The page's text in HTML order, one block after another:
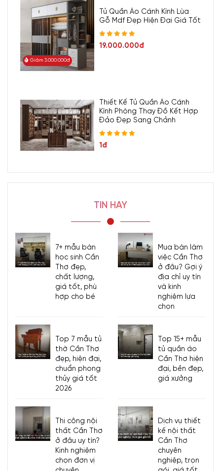
Thuận, Tp Hồ Chí Minh
- Hotline/Zalo:
- Xưởng SX:
83/10 Dương Thị Giang, P. Đông Hưng
Thuận, Tp. Hồ Chí Minh
- Hotline/Zalo: 0933.118.799
Giảm 3.000.000đ
Tủ Quần Áo Cánh Kính Lùa
Gỗ Mdf Đẹp Hiện Đại Giá Tốt
19.000.000đ
Thiết Kế Tủ Quần Áo Cánh
Kính Phòng Thay Đồ Kết Hợp
Đảo Đẹp Sang Chảnh
1đ
TIN HAY
7+ mẫu bàn
học sinh Cần
Thơ đẹp,
chất lượng,
giá tốt, phù
hợp cho bé
Mua bàn làm
việc Cần Thơ
ở đâu? Gợi ý
địa chỉ uy tín
và kinh
nghiệm lựa
chọn
Top 7 mẫu tủ
thờ Cần Thơ
đẹp, hiện đại,
chuẩn phong
thủy giá tốt
2026
Top 15+ mẫu
tủ quần áo
Cần Thơ hiện
đại, bền đẹp,
giá xưởng
Thi công nội
thất Cần Thơ
ở đâu uy tín?
Kinh nghiệm
chọn đơn vị
Dịch vụ thiết
kế nội thất
Cần Thơ
chuyên
nghiệp, trọn